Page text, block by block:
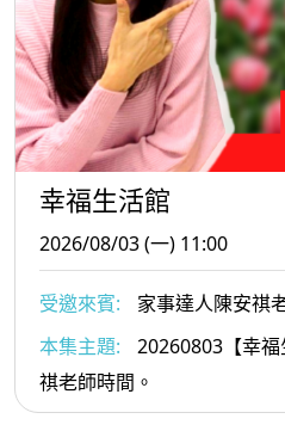
幸福生活館
2026/08/03 (一) 11:00
受邀來賓:
家事達人陳安祺
本集主題:
20260803【幸
祺老師時間。